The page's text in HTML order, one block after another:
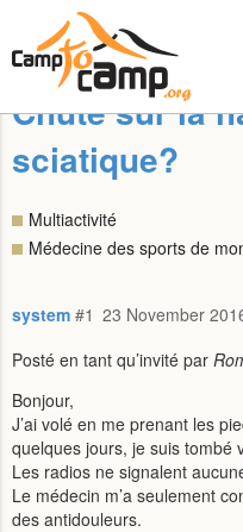
Chute sur la
sciatique?
Multiactivité
Médecine des sports de
system 23 November
#1
Posté en tant qu’invité par
Bonjour,
J’ai volé en me prenant les
quelques jours, je suis tombé
Les radios ne signalent
Le médecin m’a seulement
des antidouleurs.